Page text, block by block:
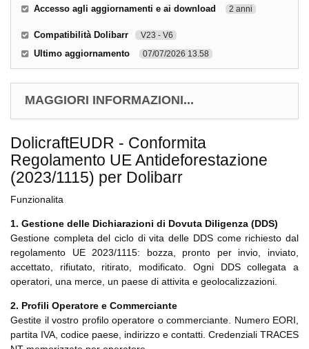
Accesso agli aggiornamenti e ai download 2 anni
Compatibilità Dolibarr V23 - V6
Ultimo aggiornamento 07/07/2026 13.58
MAGGIORI INFORMAZIONI...
DolicraftEUDR - Conformita
Regolamento UE Antideforestazione
(2023/1115) per Dolibarr
Funzionalita
1. Gestione delle Dichiarazioni di Dovuta Diligenza (DDS)
Gestione completa del ciclo di vita delle DDS come richiesto dal
regolamento UE 2023/1115: bozza, pronto per invio, inviato,
accettato, rifiutato, ritirato, modificato. Ogni DDS collegata a
operatori, una merce, un paese di attivita e geolocalizzazioni.
2. Profili Operatore e Commerciante
Gestite il vostro profilo operatore o commerciante. Numero EORI,
partita IVA, codice paese, indirizzo e contatti. Credenziali TRACES